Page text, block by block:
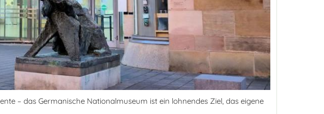
– das Germanische Nationalmuseum ist ein lohnendes Ziel, das eigene